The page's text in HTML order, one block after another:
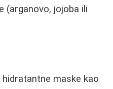
(arganovo, jojoba ili
maske kao